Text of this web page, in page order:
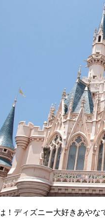
！ディズニー大好きあやな